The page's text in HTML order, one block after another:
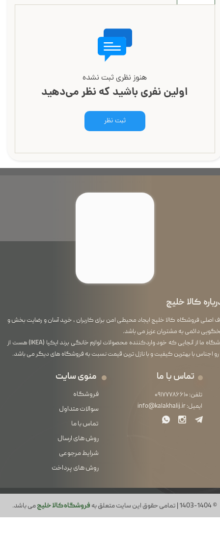
هنوز نظری ثبت نشده
اولین نفری باشید که نظر می‌دهید
ثبت نظر
© 1403-1404 | تمامی حقوق این سایت متعلق به فروشگاه کالا خلیجمی باشد.
کالا خلیج
اصلی فروشگاه کالا خلیج ایجاد محیطی امن برای کاربران ، خرید آسان و رضایت بخش و
دائمی به مشتریان عزیز می باشد.
فروشگاه ما از آنجایی که خود واردکننده محصولات لوازم خانگی برند ایکیا (IKEA) هست از
رو اجناس با بهترین کیفیت و با نازل ترین قیمت نسبت به فروشگاه های دیگر می باشد.
منوی سایت
فروشگاه
سوالات متداول
تماس با ما
روش های ارسال
شرایط مرجوعی
روش های پرداخت
تماس با ما
تلفن: ۰۹۱۷۷۷۸۶۶۱۰
ایمیل:info@kalakhalij.ir